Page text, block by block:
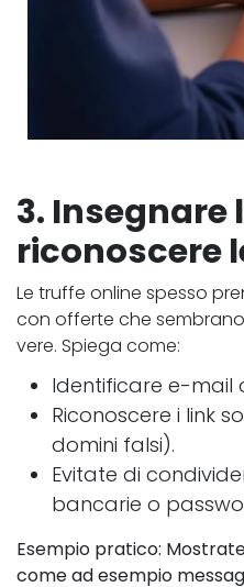
3. Insegnare
riconoscere
Le truffe online spesso
con offerte che
vere. Spiega come:
Identificare e-mail
Riconoscere i link
domini falsi).
Evitate di
bancarie o
Esempio pratico:
come ad esempio